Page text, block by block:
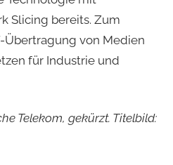
Slicing bereits. Zum
Übertragung von Medien
für Industrie und
Telekom, gekürzt. Titelbild: